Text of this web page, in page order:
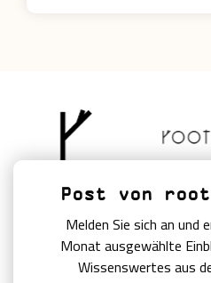
Post von
Melden Sie sich an und
Monat ausgewählte
Wissenswertes aus